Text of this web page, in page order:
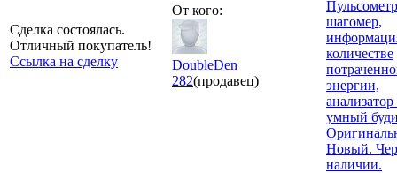
Сделка состоялась.
Отличный покупатель!
Ссылка на сделку
От кого:
DoubleDen
282(продавец)
шагомер,
количестве
энергии,
анализатор
умный
Новый.
наличии.